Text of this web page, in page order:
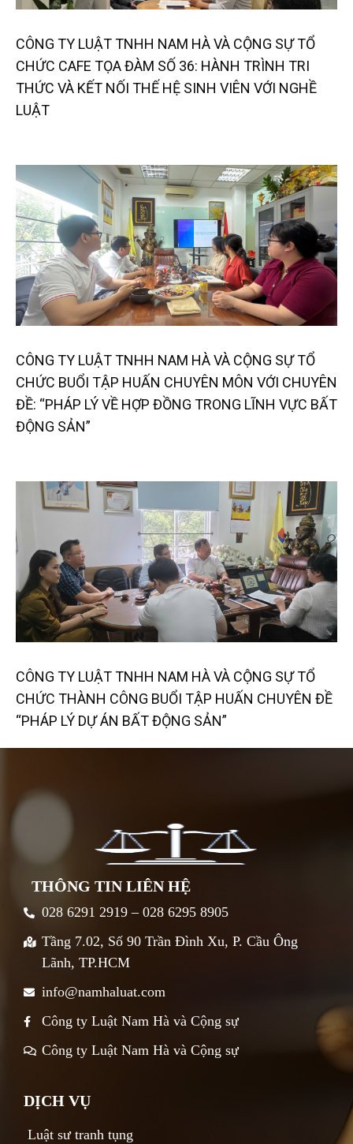
CÔNG TY LUẬT TNHH NAM HÀ VÀ CỘNG SỰ TỔ
CHỨC CAFE TỌA ĐÀM SỐ 36: HÀNH TRÌNH TRI
THỨC VÀ KẾT NỐI THẾ HỆ SINH VIÊN VỚI NGHỀ
LUẬT
CÔNG TY LUẬT TNHH NAM HÀ VÀ CỘNG SỰ TỔ
CHỨC BUỔI TẬP HUẤN CHUYÊN MÔN VỚI CHUYÊN
ĐỀ: “PHÁP LÝ VỀ HỢP ĐỒNG TRONG LĨNH VỰC BẤT
ĐỘNG SẢN”
CÔNG TY LUẬT TNHH NAM HÀ VÀ CỘNG SỰ TỔ
CHỨC THÀNH CÔNG BUỔI TẬP HUẤN CHUYÊN ĐỀ
“PHÁP LÝ DỰ ÁN BẤT ĐỘNG SẢN”
THÔNG TIN LIÊN HỆ
028 6291 2919 – 028 6295 8905
Tầng 7.02, Số 90 Trần Đình Xu, P. Cầu Ông
Lãnh, TP.HCM
info@namhaluat.com
Công ty Luật Nam Hà và Cộng sự
Công ty Luật Nam Hà và Cộng sự
DỊCH VỤ
Luật sư tranh tụng